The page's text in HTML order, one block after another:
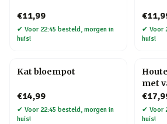
€11,99
✔ Voor 22:45 besteld, morgen in
huis!
✔ Voor
huis!
Kat bloempot
€14,99
✔ Voor 22:45 besteld, morgen in
huis!
met
✔ Voor
huis!